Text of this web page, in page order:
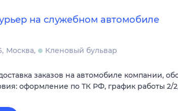
на служебном автомобиле
Москва
Кленовый бульвар
заказов на автомобиле компании,
оформление по ТК РФ, график работы 2/2,